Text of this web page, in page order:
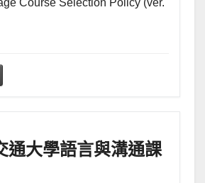
Course Selection Policy (ver.
通大學語言與溝通課